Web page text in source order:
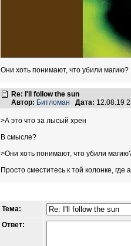
Они хоть понимают, что убили магию?
Re: I'll follow the sun
Автор: Битломан Дата: 12.08.19
>А это что за лысый хрен
В смысле?
>Они хоть понимают, что убили
Просто сместитесь к той колонке, где
Тема:
Ответ: